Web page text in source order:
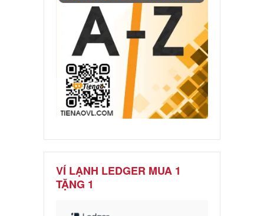
VÍ LẠNH LEDGER MUA 1
TẶNG 1